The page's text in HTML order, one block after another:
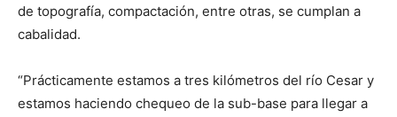
de topografía, compactación, entre otras, se cumplan a
cabalidad.
“Prácticamente estamos a tres kilómetros del río Cesar y
estamos haciendo chequeo de la sub-base para llegar a